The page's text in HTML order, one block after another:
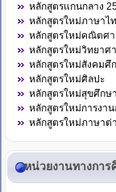
หลักสูตรแกนกลาง
หลักสูตรใหม่ภาษาไ
หลักสูตรใหม่คณิตศา
หลักสูตรใหม่วิทยาศ
หลักสูตรใหม่สังคมศึ
หลักสูตรใหม่ศิลปะ
หลักสูตรใหม่สุขศึกษ
หลักสูตรใหม่การงา
หลักสูตรใหม่ภาษาต่
หน่วยงานทางการ